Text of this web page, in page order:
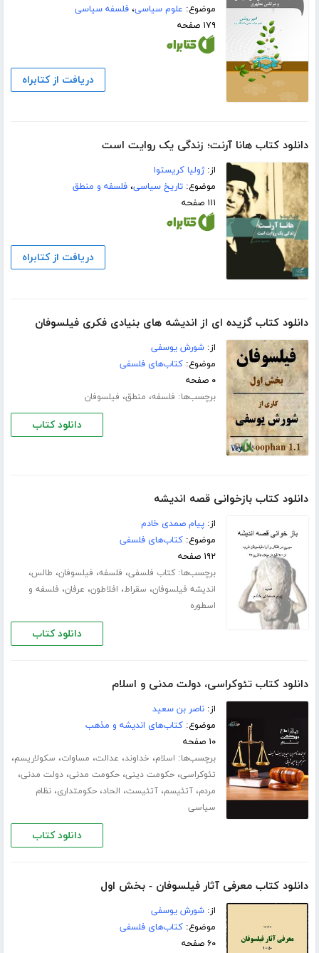
موضوع: علوم سیاسی،فلسفه سیاسی
۱۷۹ صفحه
دریافت از کتابراه
دانلود کتاب هانا آرنت؛ زندگی یک روایت است
از:ژولیا کریستوا
موضوع:تاریخ سیاسی،فلسفه و منطق
۱۱۱ صفحه
دریافت از کتابراه
دانلود کتاب گزیده ای از اندیشه های بنیادی فکری فیلسوفان
از:شورش یوسفی
موضوع:کتاب‌های فلسفی
۰ صفحه
برچسب‌ها: فلسفه، منطق، فیلسوفان
دانلود کتاب
دانلود کتاب بازخوانی قصه اندیشه
از:پیام صمدی خادم
موضوع:کتاب‌های فلسفی
۱۹۲ صفحه
برچسب‌ها:کتاب فلسفی، فلسفه، فیلسوفان، طالس،
اندیشه فیلسوفان، سقراط، افلاطون، عرفان، فلسفه و
اسطوره
دانلود کتاب
دانلود کتاب تئوکراسی، دولت مدنی و اسلام
از:ناصر بن سعید
موضوع:کتاب‌های اندیشه و مذهب
۱۰ صفحه
برچسب‌ها: اسلام، خداوند، عدالت، مساوات، سکولاریسم،
تئوکراسی،حکومت دینی،حکومت مدنی،دولت مدنی،
مردم،آتئیسم،آتئیست، الحاد،حکومتداری،نظام
سیاسی
دانلود کتاب
دانلود کتاب معرفی آثار فیلسوفان - بخش اول
از:شورش یوسفی
موضوع:کتاب‌های فلسفی
۶۰ صفحه